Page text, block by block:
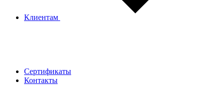
Клиентам
Сертификаты
Контакты